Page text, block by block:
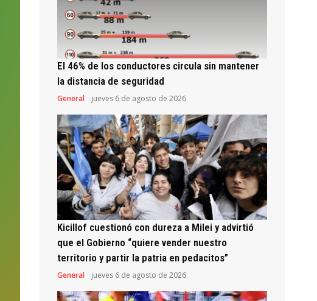
El 46% de los conductores circula sin mantener
la distancia de seguridad
General jueves 6 de agosto de 2026
Kicillof cuestionó con dureza a Milei y advirtió
que el Gobierno “quiere vender nuestro
territorio y partir la patria en pedacitos”
General jueves 6 de agosto de 2026